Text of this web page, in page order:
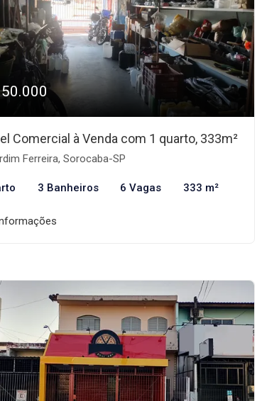
Comercial à Venda com 1 quarto, 333m²
Ferreira, Sorocaba-SP
3 Banheiros 6 Vagas 333 m²